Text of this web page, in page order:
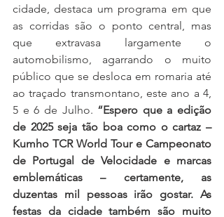
cidade, destaca um programa em que
as corridas são o ponto central, mas
que extravasa largamente o
automobilismo, agarrando o muito
público que se desloca em romaria até
ao traçado transmontano, este ano a 4,
5 e 6 de Julho. “Espero que a edição
de 2025 seja tão boa como o cartaz –
Kumho TCR World Tour e Campeonato
de Portugal de Velocidade e marcas
emblemáticas – certamente, as
duzentas mil pessoas irão gostar. As
festas da cidade também são muito